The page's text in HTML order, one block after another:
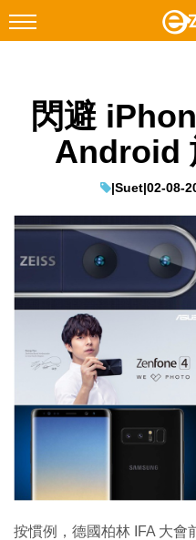
Facebook Instagram
科技焦點
遊戲動漫
教學評測
EduTech
IT Times
生成式AI與雲端應用
Enterprise Digital
閃避
Android
|Suet|02-08-
按慣例，德國柏林 IFA 大會